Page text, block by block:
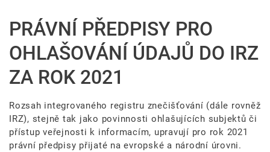
PRÁVNÍ PŘEDPISY PRO
OHLAŠOVÁNÍ ÚDAJŮ DO IRZ
ZA ROK 2021
Rozsah integrovaného registru znečišťování (dále rovněž
IRZ), stejně tak jako povinnosti ohlašujících subjektů či
přístup veřejnosti k informacím, upravují pro rok 2021
právní předpisy přijaté na evropské a národní úrovni.